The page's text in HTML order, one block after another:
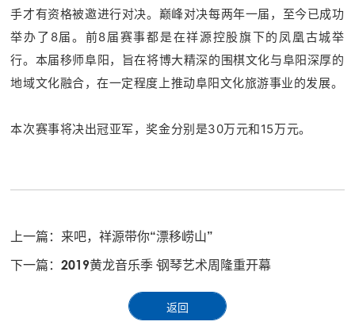
手才有资格被邀进行对决。 巅峰对决每两年一届，至今已成功
举办了8届。前8届赛事都是在祥源控股旗下的凤凰古城举
行。本届移师阜阳，旨在将博大精深的围棋文化与阜阳深厚的
地域文化融合，在一定程度上推动阜阳文化旅游事业的发展。
本次赛事将决出冠亚军，奖金分别是30万元和15万元。
上一篇： 来吧，祥源带你“漂移崂山”
下一篇：2019黄龙音乐季·钢琴艺术周隆重开幕
返回